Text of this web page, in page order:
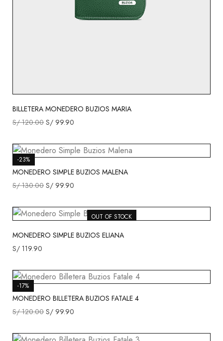
BILLETERA MONEDERO BUZIOS MARIA
S/120.00 S/ 99.90
-23%
MONEDERO SIMPLE BUZIOS MALENA
S/130.00 S/ 99.90
OUT OF STOCK
MONEDERO SIMPLE BUZIOS ELIANA
S/ 119.90
-17%
MONEDERO BILLETERA BUZIOS FATALE 4
S/120.00 S/ 99.90